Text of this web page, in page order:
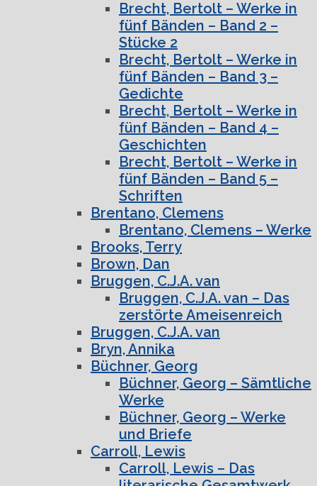
Brecht, Bertolt – Werke in
fünf Bänden – Band 2 –
Stücke 2
Brecht, Bertolt – Werke in
fünf Bänden – Band 3 –
Gedichte
Brecht, Bertolt – Werke in
fünf Bänden – Band 4 –
Geschichten
Brecht, Bertolt – Werke in
fünf Bänden – Band 5 –
Schriften
Brentano, Clemens
Brentano, Clemens – Werke
Brooks, Terry
Brown, Dan
Bruggen, C.J.A. van
Bruggen, C.J.A. van – Das
zerstörte Ameisenreich
Bruggen, C.J.A. van
Bryn, Annika
Büchner, Georg
Büchner, Georg – Sämtliche
Werke
Büchner, Georg – Werke
und Briefe
Carroll, Lewis
Carroll, Lewis – Das